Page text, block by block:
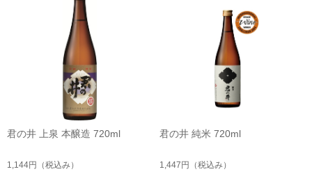
君の井 上泉 本醸造 720ml
1,144円 （税込み）
君の井 純米 720ml
1,447円 （税込み）